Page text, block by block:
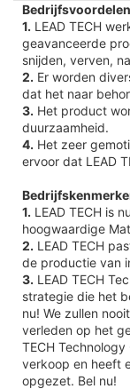
Bedrijfsvoordelen
1. LEAD TECH
geavanceerde
snijden, verven,
2. Er worden
dat het naar
3. Het product
duurzaamheid.
4. Het zeer
ervoor dat LEAD
1. LEAD TECH is
hoogwaardige
2. LEAD TECH
de productie van
3. LEAD TECH
strategie die het
nu! We zullen
verleden op het
TECH
verkoop en heeft
opgezet. Bel nu!